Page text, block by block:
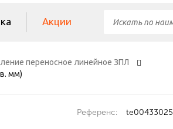
Акции
переносное линейное ЗПЛ
мм)
Референс: te00433025